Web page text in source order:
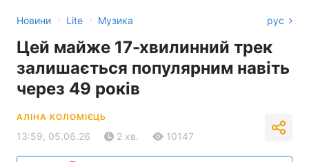
Новини › Lite › Музика рус
Цей майже 17-хвилинний трек
залишається популярним навіть
через 49 років
АЛІНА КОЛОМІЄЦЬ
13:59, 05.06.26 2 хв. 10147